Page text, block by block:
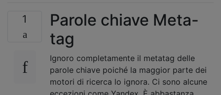
1
Parole chiave Meta-
tag
Ignoro completamente il metatag delle
parole chiave poiché la maggior parte dei
motori di ricerca lo ignora. Ci sono alcune